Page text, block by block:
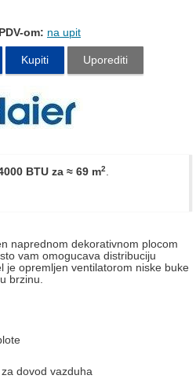
om: na upit
Kupiti Uporediti
BTU za ≈ 69 m2.
naprednom dekorativnom plocom
vam omogucava distribuciju
je opremljen ventilatorom niske buke
brzinu.
dovod vazduha